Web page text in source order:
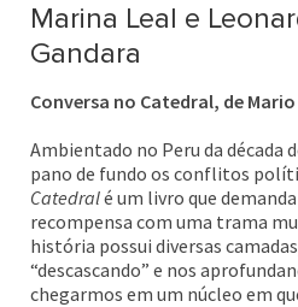
Marina Leal e
Gandara
Conversa no Catedral, de
Ambientado no Peru da década
pano de fundo os conflitos
Catedralé um livro que
recompensa com uma trama
história possui diversas
“descascando” e nos
chegarmos em um núcleo em